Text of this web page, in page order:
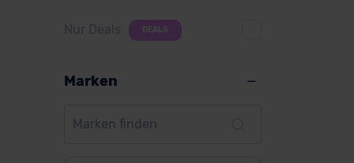
Nur Deals DEALS
Marken